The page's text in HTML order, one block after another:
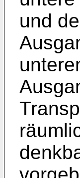
und